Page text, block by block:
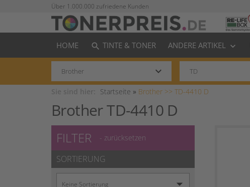
Über 1.000.000 zufriedene Kunden
HOME search TINTE & TONER ANDERE ARTIKEL keyboard_arrow_down
keyboard_arrow_down
Startseite » Brother >> TD-4410 D
Brother TD-4410 D
FILTER - zurücksetzen
SORTIERUNG